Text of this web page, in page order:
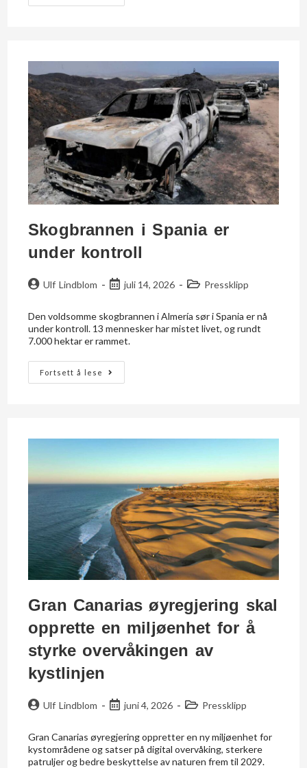
Skogbrannen i Spania er
under kontroll
Ulf Lindblom juli 14, 2026 Pressklipp
Den voldsomme skogbrannen i Almería sør i Spania er nå
under kontroll. 13 mennesker har mistet livet, og rundt
7.000 hektar er rammet.
Fortsett å lese
Gran Canarias øyregjering skal
opprette en miljøenhet for å
styrke overvåkingen av
kystlinjen
Ulf Lindblom juni 4, 2026 Pressklipp
Gran Canarias øyregjering oppretter en ny miljøenhet for
kystområdene og satser på digital overvåking, sterkere
patruljer og bedre beskyttelse av naturen frem til 2029.